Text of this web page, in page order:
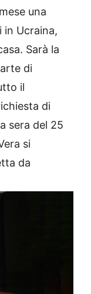
una
in Ucraina,
Sarà la
di
il
di
sera del 25
si
da